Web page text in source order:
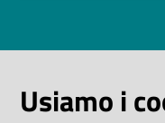
I dati personali
Usiamo i